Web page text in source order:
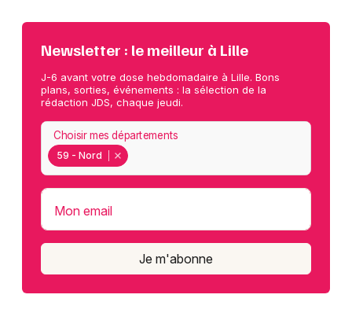
Newsletter : le meilleur à Lille
J-6 avant votre dose hebdomadaire à Lille. Bons
plans, sorties, événements : la sélection de la
rédaction JDS, chaque jeudi.
59 - Nord
Choisir mes départements
Mon email
Je m'abonne